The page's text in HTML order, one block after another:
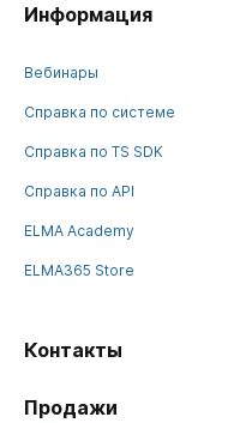
Информация
Вебинары
Справка по системе
Справка по TS SDK
Справка по API
ELMA Academy
ELMA365 Store
Контакты
Продажи